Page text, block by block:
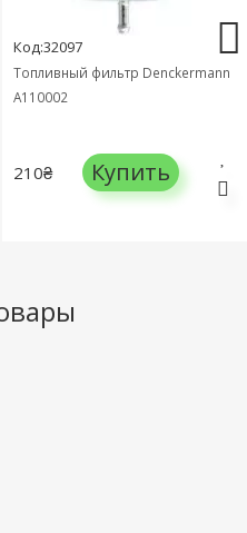
Код:32097
Топливный фильтр Denckermann
A110002
210₴ Купить